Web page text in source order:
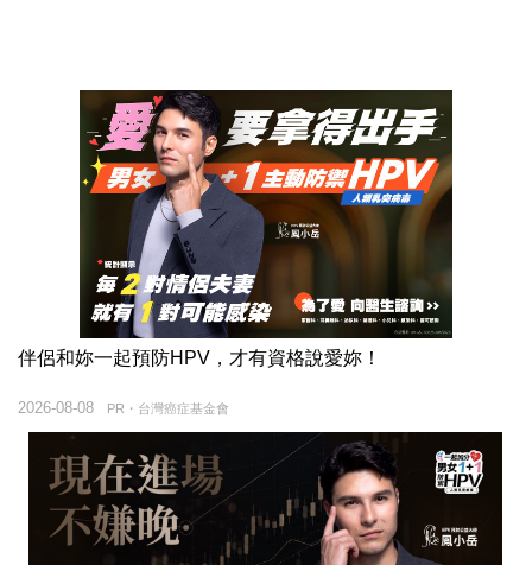
伴侶和妳一起預防HPV，才有資格說愛妳！
PR・台灣癌症基金會
2026-08-08